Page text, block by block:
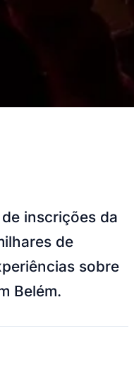
inscrições da
de
sobre
Belém.